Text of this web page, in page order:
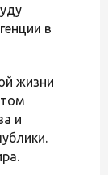
в
жизни
и